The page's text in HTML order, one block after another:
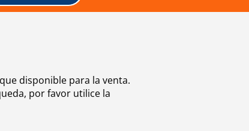
disponible para la venta.
por favor utilice la